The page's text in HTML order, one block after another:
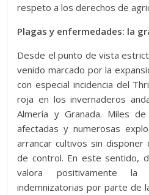
respeto a los derechos de
Plagas y enfermedades: la
Desde el punto de vista
venido marcado por la
con especial incidencia del
roja en los invernaderos
Almería y Granada. Miles
afectadas y numerosas
arrancar cultivos sin disponer
de control. En este sentido,
valora positivamente
indemnizatorias por parte de